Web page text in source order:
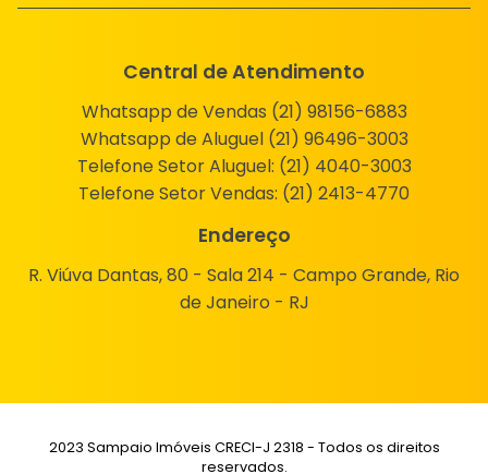
Central de Atendimento
Whatsapp de Vendas (21) 98156-6883
Whatsapp de Aluguel (21) 96496-3003
Telefone Setor Aluguel: (21) 4040-3003
Telefone Setor Vendas: (21) 2413-4770
Endereço
R. Viúva Dantas, 80 - Sala 214 - Campo Grande, Rio
de Janeiro - RJ
2023 Sampaio Imóveis CRECI-J 2318 - Todos os direitos
reservados.